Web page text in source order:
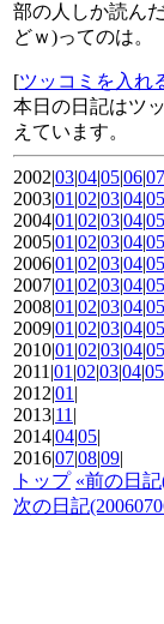
部の人しか読ん
どｗ)ってのは。
[ツッコミを入れ
本日の日記はツ
えています。
2002|03|04|05|06|07
2003|01|02|03|04|05
2004|01|02|03|04|05
2005|01|02|03|04|05
2006|01|02|03|04|05
2007|01|02|03|04|05
2008|01|02|03|04|05
2009|01|02|03|04|05
2010|01|02|03|04|05
2011|01|02|03|04|05
2012|01|
2013|11|
2014|04|05|
2016|07|08|09|
トップ «前の日記
次の日記